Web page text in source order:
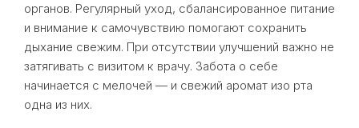
органов. Регулярный уход, сбалансированное питание
и внимание к самочувствию помогают сохранить
дыхание свежим. При отсутствии улучшений важно не
затягивать с визитом к врачу. Забота о себе
начинается с мелочей — и свежий аромат изо рта
одна из них.